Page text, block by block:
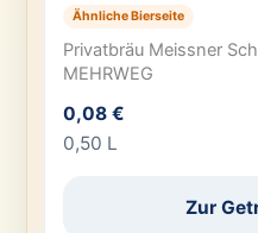
Ähnliche Bierseite
Privatbräu Meissner
MEHRWEG
0,08 €
0,50 L
Zur